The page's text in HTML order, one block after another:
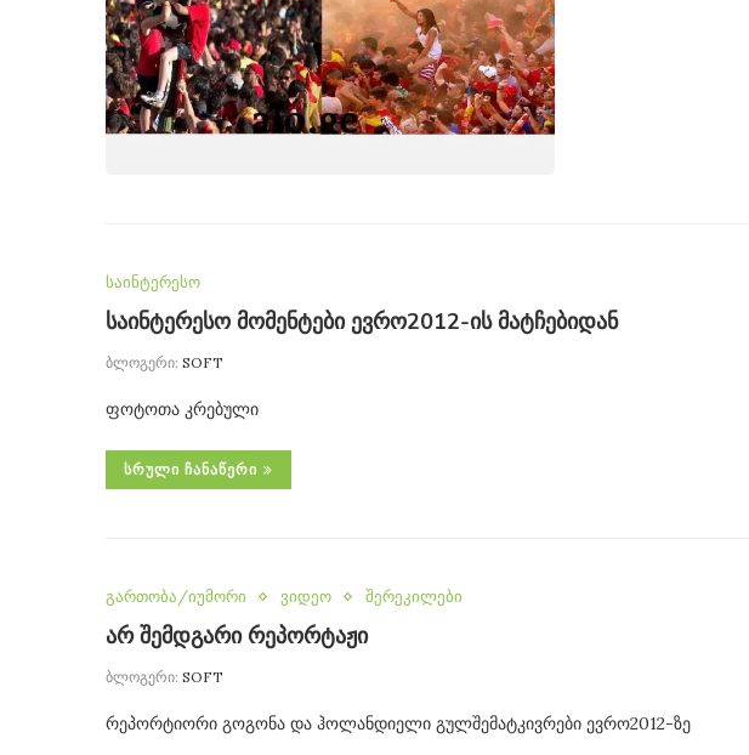
საინტერესო
საინტერესო მომენტები ევრო2012-ის მატჩებიდან
ბლოგერი: SOFT
ფოტოთა კრებული
ᲡᲠᲣᲚᲘ ᲩᲐᲜᲐᲬᲔᲠᲘ
გართობა/იუმორი ვიდეო შერეკილები
არ შემდგარი რეპორტაჟი
ბლოგერი: SOFT
რეპორტიორი გოგონა და ჰოლანდიელი გულშემატკივრები ევრო2012-ზე